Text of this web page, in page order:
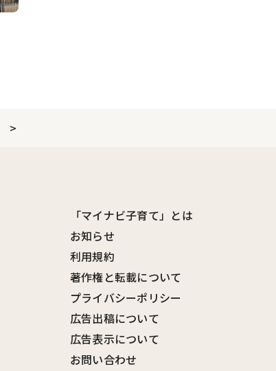
「マイナビ子育て」とは
お知らせ
利用規約
著作権と転載について
プライバシーポリシー
広告出稿について
広告表示について
お問い合わせ